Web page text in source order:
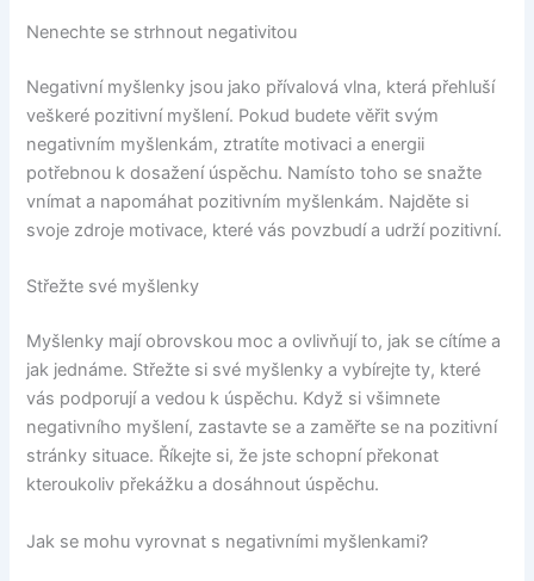
Nenechte se strhnout negativitou
Negativní myšlenky jsou jako přívalová vlna, která přehluší
veškeré pozitivní myšlení. Pokud budete věřit svým
negativním myšlenkám, ztratíte motivaci a energii
potřebnou k dosažení úspěchu. Namísto toho se snažte
vnímat a napomáhat pozitivním myšlenkám. Najděte si
svoje zdroje motivace, které vás povzbudí a udrží pozitivní.
Střežte své myšlenky
Myšlenky mají obrovskou moc a ovlivňují to, jak se cítíme a
jak jednáme. Střežte si své myšlenky a vybírejte ty, které
vás podporují a vedou k úspěchu. Když si všimnete
negativního myšlení, zastavte se a zaměřte se na pozitivní
stránky situace. Říkejte si, že jste schopní překonat
kteroukoliv překážku a dosáhnout úspěchu.
Jak se mohu vyrovnat s negativními myšlenkami?